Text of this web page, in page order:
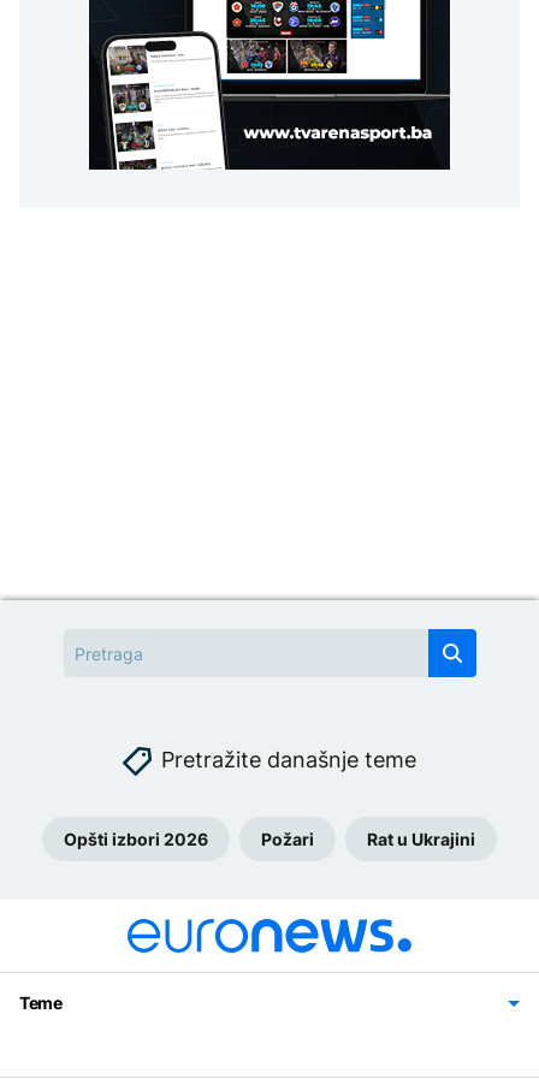
Pretražite današnje teme
Opšti izbori 2026 Požari Rat u Ukrajini
Teme